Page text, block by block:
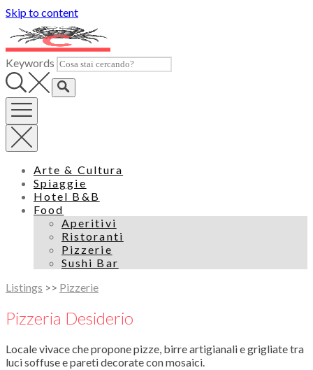
Skip to content
Keywords
Arte & Cultura
Spiaggie
Hotel B&B
Food
Aperitivi
Ristoranti
Pizzerie
Sushi Bar
Listings >> Pizzerie
Pizzeria Desiderio
Locale vivace che propone pizze, birre artigianali e grigliate tra
luci soffuse e pareti decorate con mosaici.